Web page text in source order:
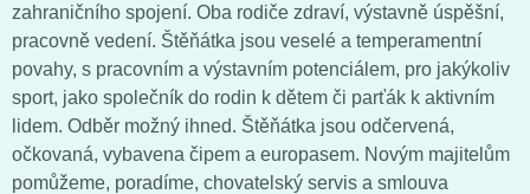
zahraničního spojení. Oba rodiče zdraví, výstavně úspěšní,
pracovně vedení. Štěňátka jsou veselé a temperamentní
povahy, s pracovním a výstavním potenciálem, pro jakýkoliv
sport, jako společník do rodin k dětem či parťák k aktivním
lidem. Odběr možný ihned. Štěňátka jsou odčervená,
očkovaná, vybavena čipem a europasem. Novým majitelům
pomůžeme, poradíme, chovatelský servis a smlouva